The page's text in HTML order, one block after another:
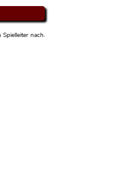
nach.